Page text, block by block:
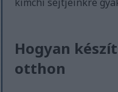
Hogyan
otthon